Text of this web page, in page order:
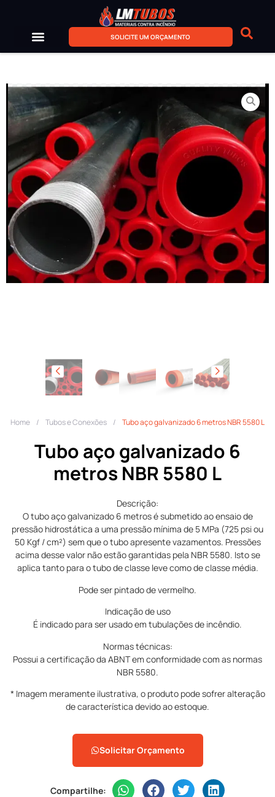
SOLICITE UM ORÇAMENTO
Home / Tubos e Conexões / Tubo aço galvanizado 6 metros NBR 5580 L
Tubo aço galvanizado 6
metros NBR 5580 L
Descrição:
O tubo aço galvanizado 6 metros é submetido ao ensaio de
pressão hidrostática a uma pressão mínima de 5 MPa (725 psi ou
50 Kgf / cm²) sem que o tubo apresente vazamentos. Pressões
acima desse valor não estão garantidas pela NBR 5580. Isto se
aplica tanto para o tubo de classe leve como de classe média.
Pode ser pintado de vermelho.
Indicação de uso
É indicado para ser usado em tubulações de incêndio.
Normas técnicas:
Possui a certificação da ABNT em conformidade com as normas
NBR 5580.
* Imagem meramente ilustrativa, o produto pode sofrer alteração
de característica devido ao estoque.
Solicitar Orçamento
Compartilhe: